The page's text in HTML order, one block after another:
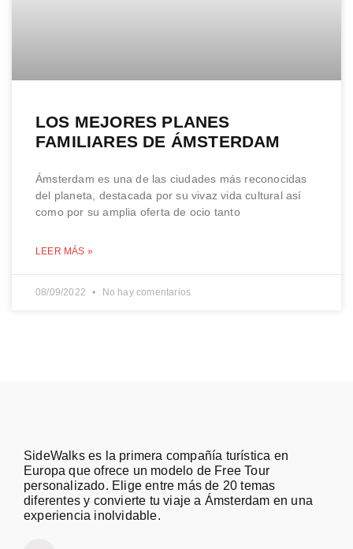
LOS MEJORES PLANES
FAMILIARES DE ÁMSTERDAM
Ámsterdam es una de las ciudades más reconocidas
del planeta, destacada por su vivaz vida cultural así
como por su amplia oferta de ocio tanto
LEER MÁS »
08/09/2022 No hay comentarios
SideWalks es la primera compañía turística en
Europa que ofrece un modelo de Free Tour
personalizado. Elige entre más de 20 temas
diferentes y convierte tu viaje a Ámsterdam en una
experiencia inolvidable.